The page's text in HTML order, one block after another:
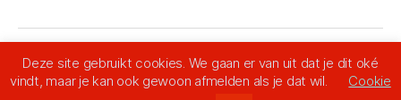
© 2026Ik ben Flo
Omhoog↑
Deze site gebruikt cookies. We gaan er van uit dat je dit oké
vindt, maar je kan ook gewoon afmelden als je dat wil.
Cookie